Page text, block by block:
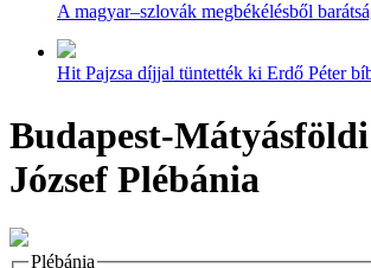
A magyar–szlovák megbékélésből
Hit Pajzsa díjjal tüntették ki Erdő Péter
Budapest-
József Plébánia
Plébánia